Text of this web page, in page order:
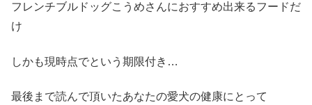
フレンチブルドッグこうめさんにおすすめ出来るフードだ
け
しかも現時点でという期限付き…
最後まで読んで頂いたあなたの愛犬の健康にとって